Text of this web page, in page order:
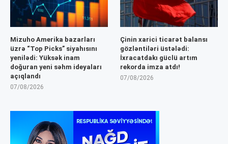
Mizuho Amerika bazarları
üzrə “Top Picks” siyahısını
yenilədi: Yüksək inam
doğuran yeni səhm ideyaları
açıqlandı
07/08/2026
Çinin xarici ticarət balansı
gözləntiləri üstələdi:
İxracatdakı güclü artım
rekorda imza atdı!
07/08/2026